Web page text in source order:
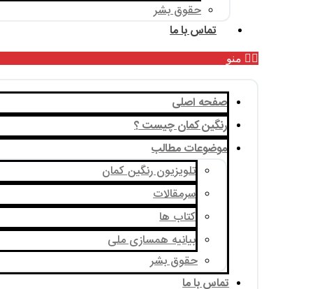
حقوق بشر
تماس با ما
منو
صفحه اصلی
رنگین کمان چیست ؟
موضوعات مطالب
تلویزیون رنگین کمان
سرمقالات
کتاب ها
بیانیه همسازی ملی
حقوق بشر
تماس با ما